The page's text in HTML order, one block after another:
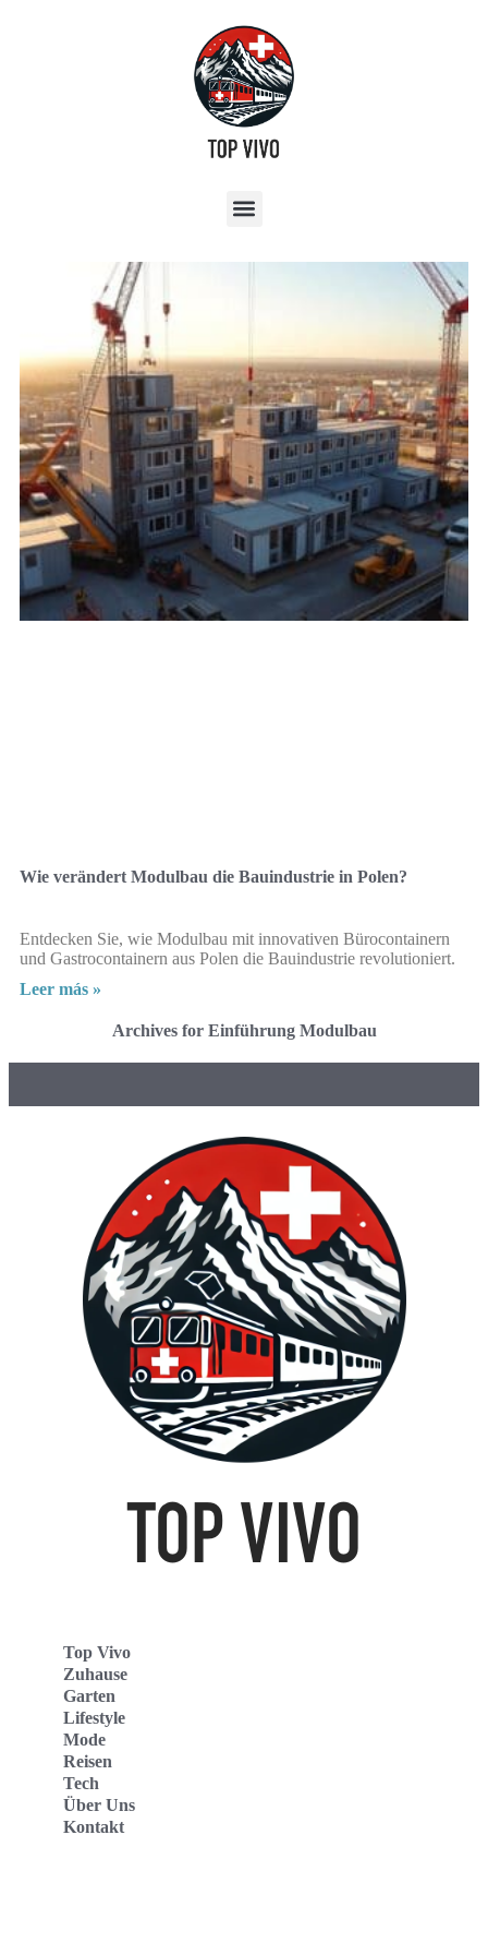
Wie verändert Modulbau die Bauindustrie in Polen?
Entdecken Sie, wie Modulbau mit innovativen Bürocontainern
und Gastrocontainern aus Polen die Bauindustrie revolutioniert.
Leer más »
Archives for Einführung Modulbau
Top Vivo
Zuhause
Garten
Lifestyle
Mode
Reisen
Tech
Über Uns
Kontakt